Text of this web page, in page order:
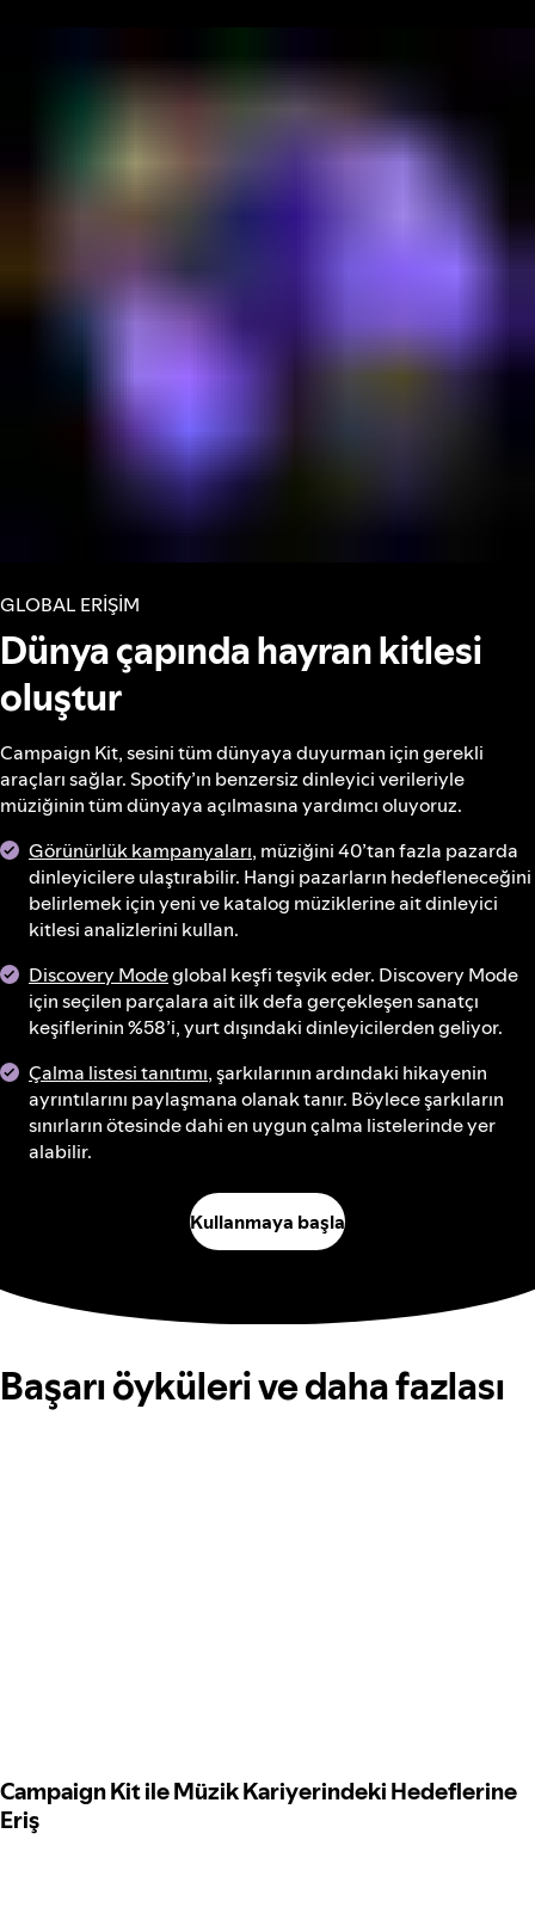
GLOBAL ERİŞİM
Dünya çapında hayran kitlesi
oluştur
Campaign Kit, sesini tüm dünyaya duyurman için gerekli
araçları sağlar. Spotify’ın benzersiz dinleyici verileriyle
müziğinin tüm dünyaya açılmasına yardımcı oluyoruz.
Görünürlük kampanyaları, müziğini 40’tan fazla pazarda
dinleyicilere ulaştırabilir. Hangi pazarların hedefleneceğini
belirlemek için yeni ve katalog müziklerine ait dinleyici
kitlesi analizlerini kullan.
Discovery Modeglobal keşfi teşvik eder. Discovery Mode
için seçilen parçalara ait ilk defa gerçekleşen sanatçı
keşiflerinin %58’i, yurt dışındaki dinleyicilerden geliyor.
Çalma listesi tanıtımı, şarkılarının ardındaki hikayenin
ayrıntılarını paylaşmana olanak tanır. Böylece şarkıların
sınırların ötesinde dahi en uygun çalma listelerinde yer
alabilir.
Kullanmaya başla
Başarı öyküleri ve daha fazlası
Campaign Kit ile Müzik Kariyerindeki Hedeflerine
Eriş